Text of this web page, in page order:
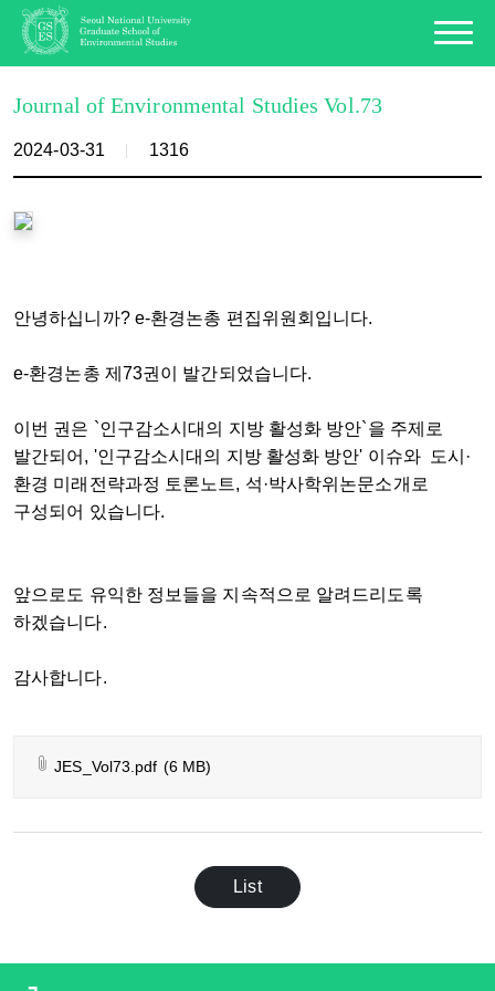
Journal of Environmental Studies Vol.73
2024-03-31 1316
안녕하십니까? e-환경논총 편집위원회입니다.
e-환경논총 제73권이 발간되었습니다.
이번 권은 `인구감소시대의 지방 활성화 방안`을 주제로
발간되어, '인구감소시대의 지방 활성화 방안' 이슈와 도시·
환경 미래전략과정 토론노트, 석·박사학위논문소개로
구성되어 있습니다.
앞으로도 유익한 정보들을 지속적으로 알려드리도록
하겠습니다.
감사합니다.
JES_Vol73.pdf (6 MB)
List